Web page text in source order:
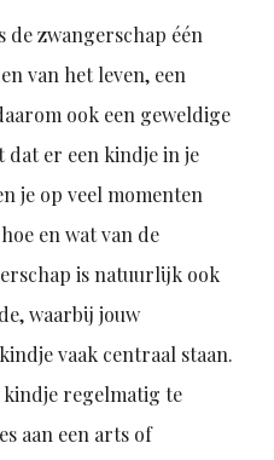
de zwangerschap één
van het leven, een
ook een geweldige
dat er een kindje in je
je op veel momenten
en wat van de
is natuurlijk ook
waarbij jouw
vaak centraal staan.
kindje regelmatig te
aan een arts of